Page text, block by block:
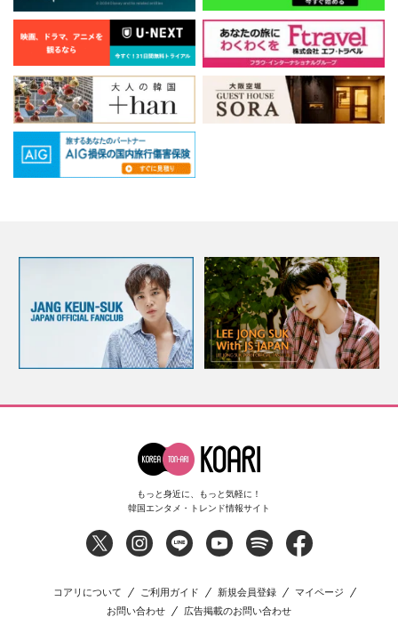
もっと身近に、もっと気軽に！
韓国エンタメ・トレンド情報サイト
コアリについて ご利用ガイド 新規会員登録
マイページ
お問い合わせ
広告掲載のお問い合わせ